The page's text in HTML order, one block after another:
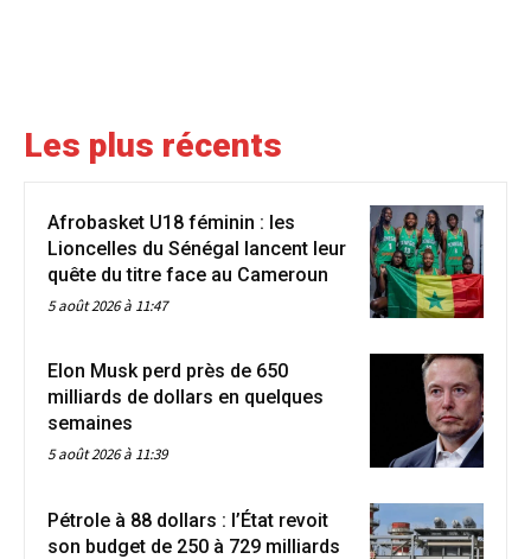
Les plus récents
Afrobasket U18 féminin : les
Lioncelles du Sénégal lancent leur
quête du titre face au Cameroun
5 août 2026 à 11:47
Elon Musk perd près de 650
milliards de dollars en quelques
semaines
5 août 2026 à 11:39
Pétrole à 88 dollars : l’État revoit
son budget de 250 à 729 milliards